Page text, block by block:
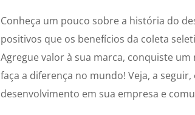
Conheça um pouco sobre a história do
positivos que os benefícios da coleta
Agregue valor à sua marca, conquiste
faça a diferença no mundo! Veja, a
desenvolvimento em sua empresa e